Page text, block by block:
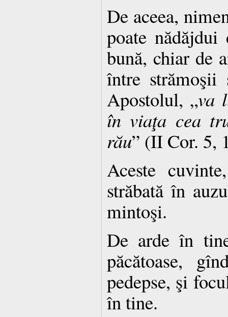
De aceea,
poate
bună, chiar de
între strămoşii
Apostolul, „va
în viaţa cea
rău” (II Cor. 5,
Aceste
străbată în
mintoşi.
De arde în
păcătoase,
pedepse, şi
în tine.